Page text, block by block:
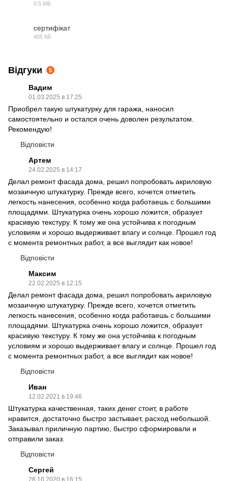
0.5 МБ
сертифікат
405 КБ
Відгуки 5
Вадим
01.03.2025 в 17:25
Приобрел такую штукатурку для гаража, наносил
самостоятельно и остался очень доволен результатом.
Рекомендую!
Відповісти
Артем
24.02.2025 в 14:17
Делал ремонт фасада дома, решил попробовать акриловую
мозаичную штукатурку. Прежде всего, хочется отметить
легкость нанесения, особенно когда работаешь с большими
площадями. Штукатурка очень хорошо ложится, образует
красивую текстуру. К тому же она устойчива к погодным
условиям и хорошо выдерживает влагу и солнце. Прошел год
с момента ремонтных работ, а все выглядит как новое!
Відповісти
Максим
22.02.2025 в 12:15
Делал ремонт фасада дома, решил попробовать акриловую
мозаичную штукатурку. Прежде всего, хочется отметить
легкость нанесения, особенно когда работаешь с большими
площадями. Штукатурка очень хорошо ложится, образует
красивую текстуру. К тому же она устойчива к погодным
условиям и хорошо выдерживает влагу и солнце. Прошел год
с момента ремонтных работ, а все выглядит как новое!
Відповісти
Иван
12.02.2021 в 19:46
Штукатурка качественная, таких денег стоит, в работе
нравится, достаточно быстро застывает, расход небольшой.
Заказывал приличную партию, быстро сформировали и
отправили заказ.
Відповісти
Сергей
28.10.2020 в 16:15